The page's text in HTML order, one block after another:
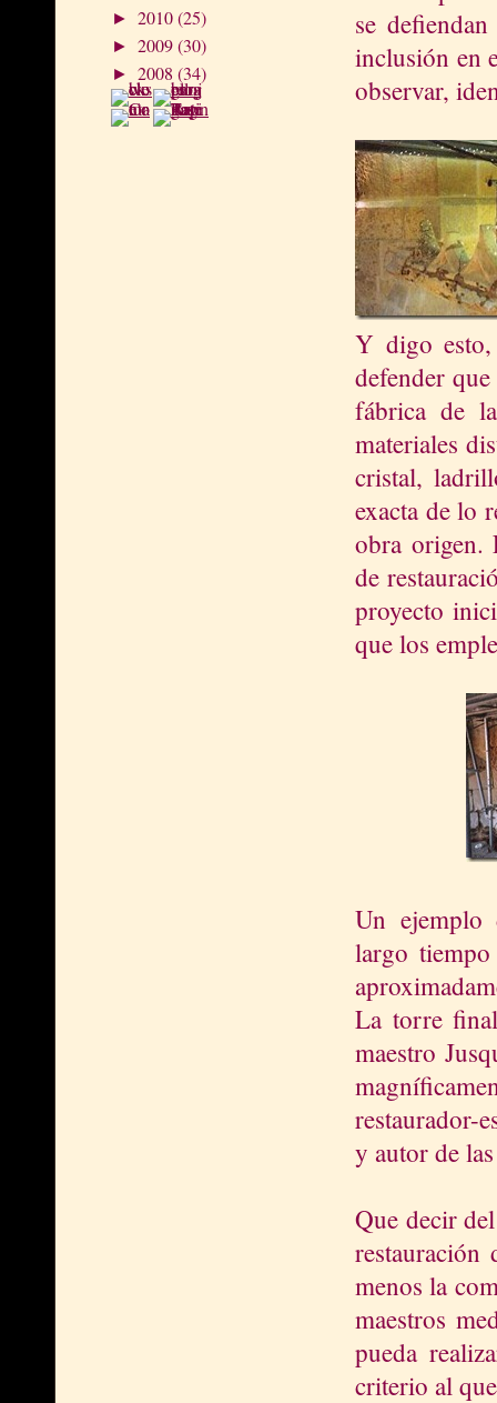
► 2010(25)
► 2009(30)
► 2008 (34)
se
inclusión en
observar,
Y digo
defender
fábrica de
materiales
cristal,
exacta de lo
obra origen.
de
proyecto
que los
Un ejemplo
largo
La torre
maestro
restaurador-
y autor de
Que decir
restauración
menos la
maestros
pueda
criterio al